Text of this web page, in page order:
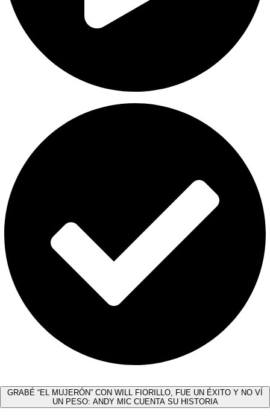
GRABÉ “EL MUJERÓN” CON WILL FIORILLO, FUE UN ÉXITO Y NO VÍ
UN PESO: ANDY MIC CUENTA SU HISTORIA